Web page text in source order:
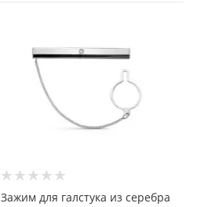
Зажим для галстука из серебра